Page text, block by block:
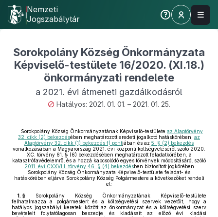
Nemzeti
Jogszabálytár
Sorokpolány Község Önkormányzata
Képviselő-testülete 16/2020. (XI.18.)
önkormányzati rendelete
a 2021. évi átmeneti gazdálkodásról
Hatályos: 2021. 01. 01. – 2021. 01. 25.
Sorokpolány Község Önkormányzatának Képviselő-testülete az Alaptörvény
32. cikk (2) bekezdésében meghatározott eredeti jogalkotó hatáskörében, az
Alaptörvény 32. cikk (1) bekezdés f) pontjában és az 5. § (2) bekezdés
vonatkozásában a Magyarország 2021. évi központi költségvetéséről szóló 2020.
XC. törvény 61. § (6) bekezdésében meghatározott feladatkörében, a
katasztrófavédelemről és a hozzá kapcsolódó egyes törvények módosításáról szóló
2011. évi CXXVIII. törvény 46. § (4) bekezdésben biztosított jogkörében
Sorokpolány Község Önkormányzata Képviselő-testülete feladat- és
hatáskörében eljárva Sorokpolány Község Polgármestere a következőket rendeli
el:
1. § Sorokpolány Község Önkormányzatának Képviselő-testülete
felhatalmazza a polgármestert és a költségvetési szervek vezetőit, hogy a
hatályos jogszabályi keretek között az önkormányzat és a költségvetési szerv
bevételeit folytatólagosan beszedje és kiadásait az előző évi kiadási